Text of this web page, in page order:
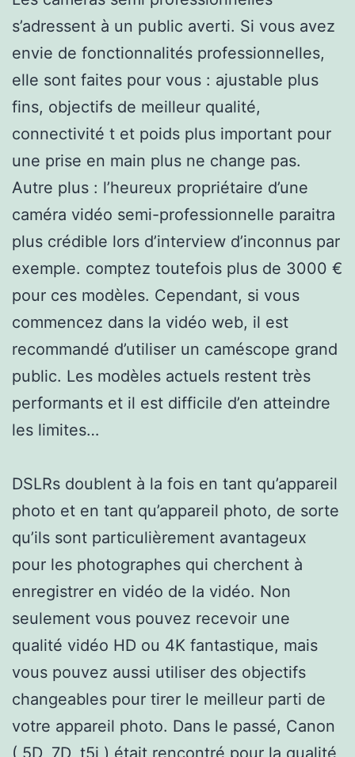
s’adressent à un public averti. Si vous avez
envie de fonctionnalités professionnelles,
elle sont faites pour vous : ajustable plus
fins, objectifs de meilleur qualité,
connectivité t et poids plus important pour
une prise en main plus ne change pas.
Autre plus : l’heureux propriétaire d’une
caméra vidéo semi-professionnelle paraitra
plus crédible lors d’interview d’inconnus par
exemple. comptez toutefois plus de 3000 €
pour ces modèles. Cependant, si vous
commencez dans la vidéo web, il est
recommandé d’utiliser un caméscope grand
public. Les modèles actuels restent très
performants et il est difficile d’en atteindre
les limites…
DSLRs doublent à la fois en tant qu’appareil
photo et en tant qu’appareil photo, de sorte
qu’ils sont particulièrement avantageux
pour les photographes qui cherchent à
enregistrer en vidéo de la vidéo. Non
seulement vous pouvez recevoir une
qualité vidéo HD ou 4K fantastique, mais
vous pouvez aussi utiliser des objectifs
changeables pour tirer le meilleur parti de
votre appareil photo. Dans le passé, Canon
( 5D, 7D, t5i ) était rencontré pour la qualité